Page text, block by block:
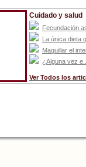
Cuidado y salud
Fecundación
La única dieta
Maquillar el
¿Alguna vez
Ver Todos los